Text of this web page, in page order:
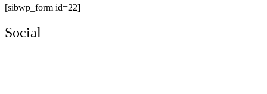
[sibwp_form id=22]
Social